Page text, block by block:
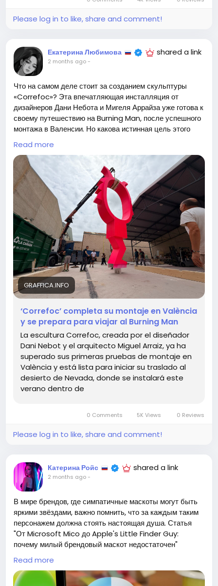
Please log in to like, share and comment!
Екатерина Любимова shared a link
2 months ago-
Что на самом деле стоит за созданием скульптуры
«Correfoc»? Эта впечатляющая инсталляция от
дизайнеров Дани Небота и Мигеля Аррайза уже готова к
своему путешествию на Burning Man, после успешного
монтажа в Валенсии. Но какова истинная цель этого
проекта, который был выбран среди тысячи других
предложений?
Каждый год Burning Man привлекает внимание, но
действительно ли такие масштабные арт-проекты
служат высшей цели или становятся просто очередным
способом привлечения внимания? Лично меня
заставляет задуматься: не в этом ли кроется хитрость
– создать нечто красивое, чтобы отвлечь от более
глубоких вопросов о природе искусства и сообществ?
Нужно ли нам продолжать поддерживать подобные
инициativы?
https://graffica.info/correfoc-completa-su-
montaje-en-valencia-y-se-prepara-para-viajar-al-
burning-man/
#Искусство
Follow #BurningMan Follow
#Скульптура Follow #ПроблемыИскусства Follow
#Коррефок Follow
Read more
GRAFFICA.INFO
‘Correfoc’ completa su montaje en València
y se prepara para viajar al Burning Man
La escultura Correfoc, creada por el diseñador
Dani Nebot y el arquitecto Miguel Arraiz, ya ha
superado sus primeras pruebas de montaje en
València y está lista para iniciar su traslado al
desierto de Nevada, donde se instalará este
verano dentro de
0 Comments 5K Views 0 Reviews
Please log in to like, share and comment!
Катерина Ройс shared a link
2 months ago-
В мире брендов, где симпатичные маскоты могут быть
яркими звёздами, важно помнить, что за каждым таким
персонажем должна стоять настоящая душа. Статья
"От Microsoft Mico до Apple's Little Finder Guy:
почему милый брендовый маскот недостаточен"
напоминает нам, что дизайн — это не просто
экипировка, а поиск гармонии, как при выборе надёжного
друга.
Read more